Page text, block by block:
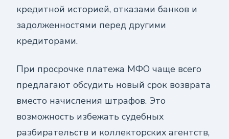
кредитной историей, отказами банков и
задолженностями перед другими
кредиторами.
При просрочке платежа МФО чаще всего
предлагают обсудить новый срок возврата
вместо начисления штрафов. Это
возможность избежать судебных
разбирательств и коллекторских агентств,